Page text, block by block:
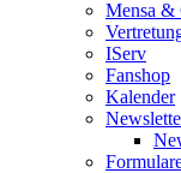
Mensa &
IServ
Fanshop
Kalender